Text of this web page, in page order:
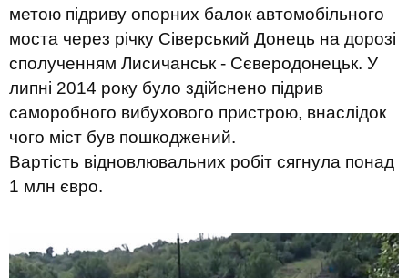
метою підриву опорних балок автомобільного
моста через річку Сіверський Донець на дорозі
сполученням Лисичанськ - Сєверодонецьк. У
липні 2014 року було здійснено підрив
саморобного вибухового пристрою, внаслідок
чого міст був пошкоджений.
Вартість відновлювальних робіт сягнула понад
1 млн євро.